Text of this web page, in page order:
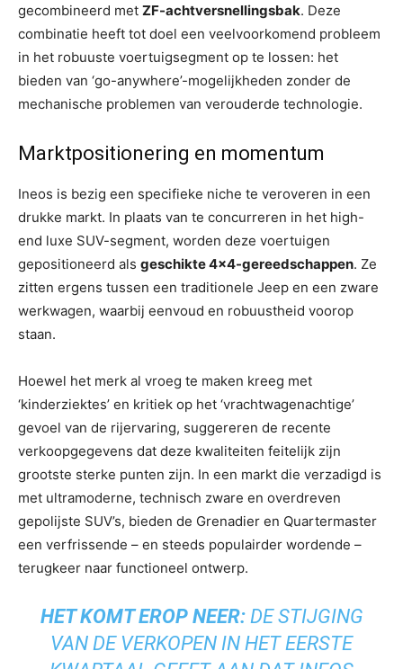
gecombineerd met ZF-achtversnellingsbak. Deze
combinatie heeft tot doel een veelvoorkomend probleem
in het robuuste voertuigsegment op te lossen: het
bieden van ‘go-anywhere’-mogelijkheden zonder de
mechanische problemen van verouderde technologie.
Marktpositionering en momentum
Ineos is bezig een specifieke niche te veroveren in een
drukke markt. In plaats van te concurreren in het high-
end luxe SUV-segment, worden deze voertuigen
gepositioneerd als geschikte 4×4-gereedschappen. Ze
zitten ergens tussen een traditionele Jeep en een zware
werkwagen, waarbij eenvoud en robuustheid voorop
staan.
Hoewel het merk al vroeg te maken kreeg met
‘kinderziektes’ en kritiek op het ‘vrachtwagenachtige’
gevoel van de rijervaring, suggereren de recente
verkoopgegevens dat deze kwaliteiten feitelijk zijn
grootste sterke punten zijn. In een markt die verzadigd is
met ultramoderne, technisch zware en overdreven
gepolijste SUV’s, bieden de Grenadier en Quartermaster
een verfrissende – en steeds populairder wordende –
terugkeer naar functioneel ontwerp.
HET KOMT EROP NEER:DE STIJGING
VAN DE VERKOPEN IN HET EERSTE